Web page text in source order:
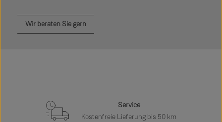
Wir beraten Sie gern
Service
Kostenfreie Lieferung bis 50 km